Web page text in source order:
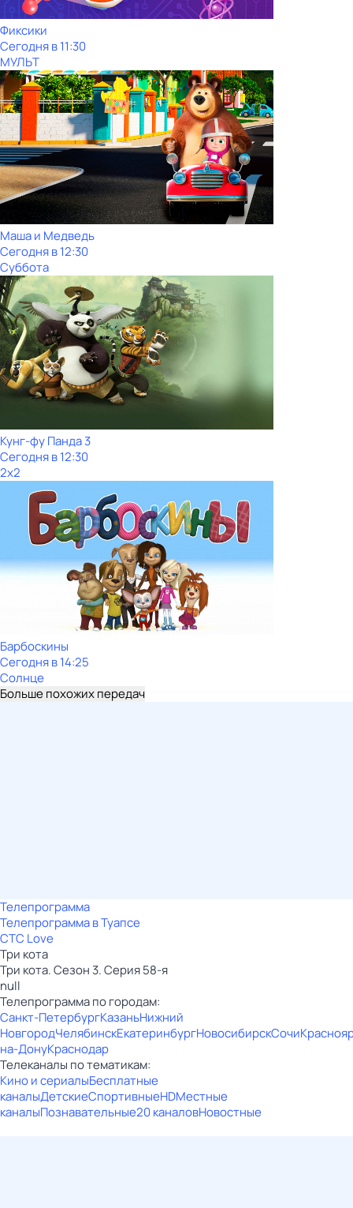
Фиксики
Сегодня в 11:30
МУЛЬТ
Маша и Медведь
Сегодня в 12:30
Суббота
Кунг-фу Панда 3
Сегодня в 12:30
2x2
Барбоскины
Сегодня в 14:25
Солнце
Больше похожих передач
Телепрограмма
Телепрограмма в Туапсе
СТС Love
Три кота
Три кота. Сезон 3. Серия 58-я
null
Телепрограмма по городам:
Санкт-ПетербургКазаньНижний
НовгородЧелябинскЕкатеринбургНовосибирскСочи
на-ДонуКраснодар
Телеканалы по тематикам:
Кино и сериалыБесплатные
каналыДетскиеСпортивныеHDМестные
каналыПознавательные20 каналовНовостные